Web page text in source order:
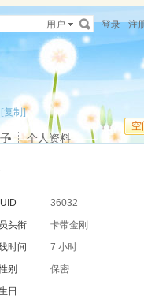
用户 登录 注
[复制]
空
个人资料
UID
36032
头衔
卡带金刚
时间
7 小时
别
保密
日